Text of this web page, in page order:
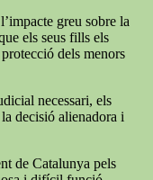
greu sobre la
els seus fills els
dels menors
necessari, els
decisió alienadora i
de Catalunya pels